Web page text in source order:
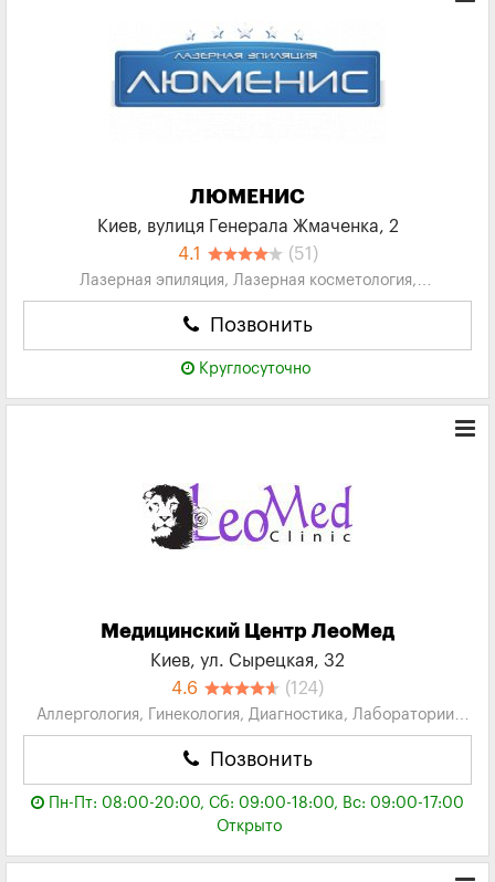
ЛЮМЕНИС
Киев, вулиця Генерала Жмаченка, 2
4.1
(51)
Лазерная эпиляция, Лазерная косметология,
Косметология, Клиники, Медицинские Центры
Позвонить
Круглосуточно
Медицинский Центр ЛеоМед
Киев, ул. Сырецкая, 32
4.6
(124)
Аллергология, Гинекология, Диагностика, Лаборатории,
Оториноларингология...
Позвонить
Пн-Пт: 08:00-20:00, Сб: 09:00-18:00, Вс: 09:00-17:00
Открыто